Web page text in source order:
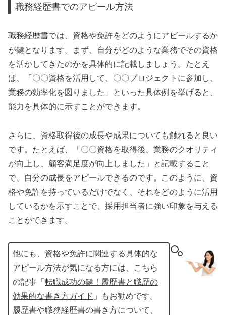
職務経歴書でのアピール方法
職務経歴書では、資格や免許をどのようにアピールするか
が鍵となります。まず、自分がどのような業務でその資格
を活かしてきたのかを具体的に記載しましょう。たとえ
ば、「〇〇資格を活用して、〇〇プロジェクトに参加し、
業務の効率化を図りました」といった具体例を挙げると、
能力を具体的に示すことができます。
さらに、資格取得後の成長や成果についても触れると良い
です。たとえば、「〇〇資格を取得後、業務のクオリティ
が向上し、顧客満足度が向上しました」と記載すること
で、自分の成長をアピールできるのです。このように、資
格や免許を持っているだけでなく、それをどのように活用
しているかを示すことで、採用担当者に強い印象を与える
ことができます。
他にも、資格や免許に関連する具体的な
アピール方法が気になる方には、こちら
の記事「 転職成功の鍵！履歴書と職歴の
効果的な書き方ガイド 」もお勧めです。
履歴書や職務経歴書の書き方について、